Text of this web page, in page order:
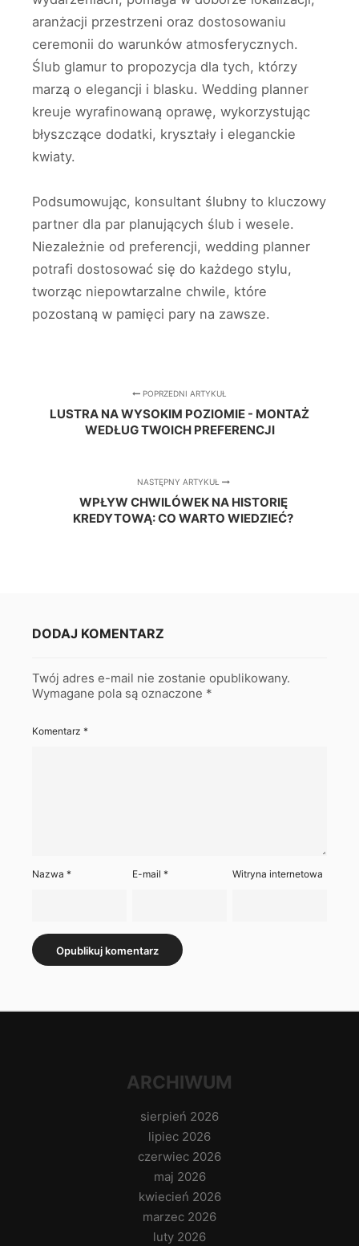
aranżacji przestrzeni oraz dostosowaniu
ceremonii do warunków atmosferycznych.
Ślub glamur to propozycja dla tych, którzy
marzą o elegancji i blasku. Wedding planner
kreuje wyrafinowaną oprawę, wykorzystując
błyszczące dodatki, kryształy i eleganckie
kwiaty.
Podsumowując, konsultant ślubny to kluczowy
partner dla par planujących ślub i wesele.
Niezależnie od preferencji, wedding planner
potrafi dostosować się do każdego stylu,
tworząc niepowtarzalne chwile, które
pozostaną w pamięci pary na zawsze.
POPRZEDNI ARTYKUŁ
LUSTRA NA WYSOKIM POZIOMIE - MONTAŻ
WEDŁUG TWOICH PREFERENCJI
NASTĘPNY ARTYKUŁ
WPŁYW CHWILÓWEK NA HISTORIĘ
KREDYTOWĄ: CO WARTO WIEDZIEĆ?
DODAJ KOMENTARZ
Twój adres e-mail nie zostanie opublikowany.
Wymagane pola są oznaczone *
Komentarz *
Nazwa * E-mail* Witryna internetowa
ARCHIWUM
sierpień 2026
lipiec 2026
czerwiec 2026
maj 2026
kwiecień 2026
marzec 2026
luty 2026